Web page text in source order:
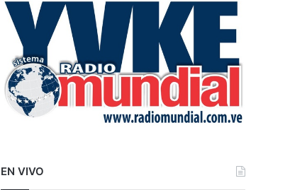
r
EN VIVO